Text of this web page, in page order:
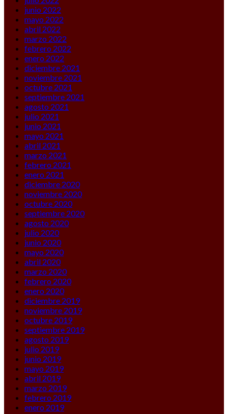
junio 2022
mayo 2022
abril 2022
marzo 2022
febrero 2022
enero 2022
diciembre 2021
noviembre 2021
octubre 2021
septiembre 2021
agosto 2021
julio 2021
junio 2021
mayo 2021
abril 2021
marzo 2021
febrero 2021
enero 2021
diciembre 2020
noviembre 2020
octubre 2020
septiembre 2020
agosto 2020
julio 2020
junio 2020
mayo 2020
abril 2020
marzo 2020
febrero 2020
enero 2020
diciembre 2019
noviembre 2019
octubre 2019
septiembre 2019
agosto 2019
julio 2019
junio 2019
mayo 2019
abril 2019
marzo 2019
febrero 2019
enero 2019